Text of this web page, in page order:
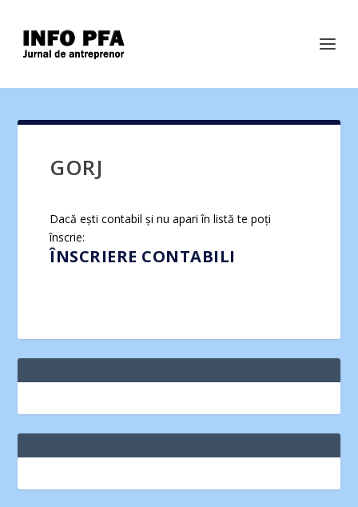
GORJ
Dacă ești contabil și nu apari în listă te poți
înscrie:
ÎNSCRIERE CONTABILI